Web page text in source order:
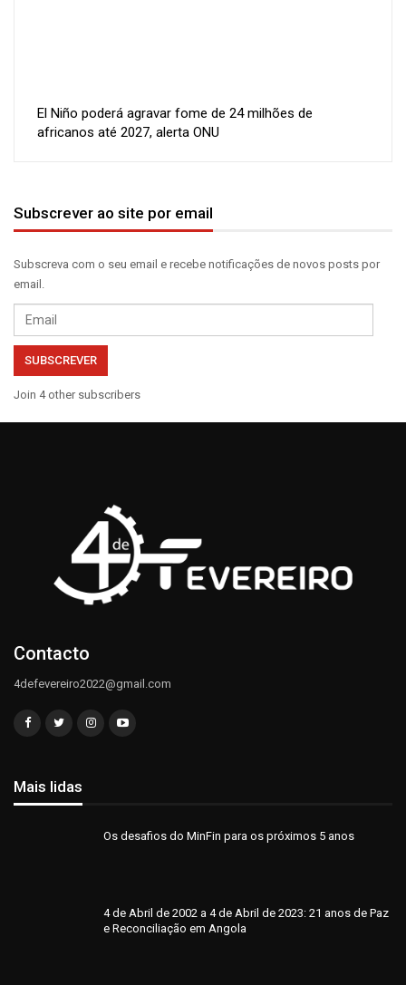
El Niño poderá agravar fome de 24 milhões de
africanos até 2027, alerta ONU
Subscrever ao site por email
Subscreva com o seu email e recebe notificações de novos posts por
email.
Email
SUBSCREVER
Join 4 other subscribers
Contacto
4defevereiro2022@gmail.com
Mais lidas
Os desafios do MinFin para os próximos 5 anos
4 de Abril de 2002 a 4 de Abril de 2023: 21 anos de Paz
e Reconciliação em Angola